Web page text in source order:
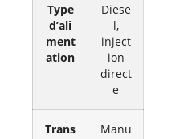
Type
d’ali
ment
ation
Diese
l,
inject
ion
direct
e
Trans
Manu